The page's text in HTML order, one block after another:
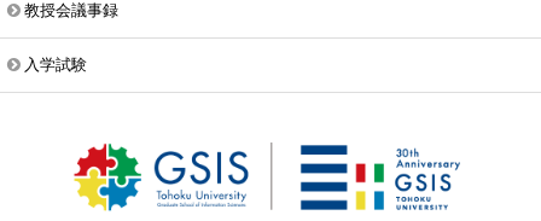
教授会議事録
入学試験